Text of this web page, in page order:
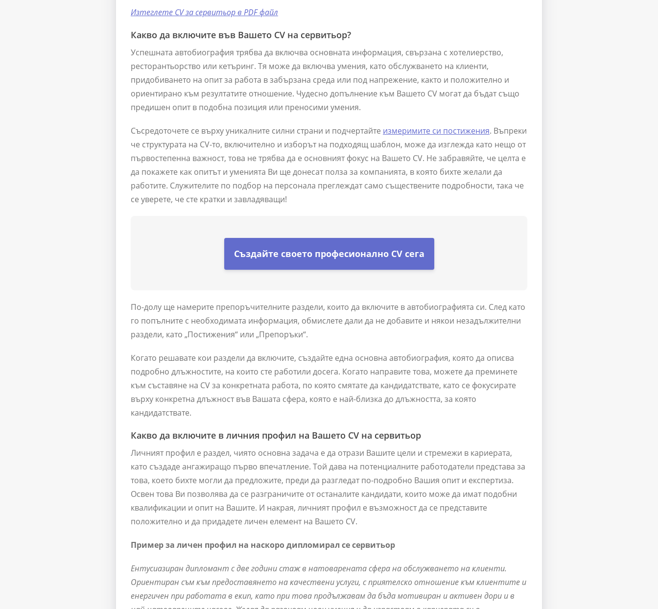
Изтеглете CV за сервитьор в PDF файл
Какво да включите във Вашето CV на сервитьор?
Успешната автобиография трябва да включва основната информация, свързана с хотелиерство,
ресторантьорство или кетъринг. Тя може да включва умения, като обслужването на клиенти,
придобиването на опит за работа в забързана среда или под напрежение, както и положително и
ориентирано към резултатите отношение. Чудесно допълнение към Вашето CV могат да бъдат също
предишен опит в подобна позиция или преносими умения.
Съсредоточете се върху уникалните силни страни и подчертайте измеримите си постижения. Въпреки
че структурата на CV-то, включително и изборът на подходящ шаблон, може да изглежда като нещо от
първостепенна важност, това не трябва да е основният фокус на Вашето CV. Не забравяйте, че целта е
да покажете как опитът и уменията Ви ще донесат полза за компанията, в която бихте желали да
работите. Служителите по подбор на персонала преглеждат само съществените подробности, така че
се уверете, че сте кратки и завладяващи!
Създайте своето професионално CV сега
По-долу ще намерите препоръчителните раздели, които да включите в автобиографията си. След като
го попълните с необходимата информация, обмислете дали да не добавите и някои незадължителни
раздели, като „Постижения“ или „Препоръки“.
Когато решавате кои раздели да включите, създайте една основна автобиография, която да описва
подробно длъжностите, на които сте работили досега. Когато направите това, можете да преминете
към съставяне на CV за конкретната работа, по която смятате да кандидатствате, като се фокусирате
върху конкретна длъжност във Вашата сфера, която е най-близка до длъжността, за която
кандидатствате.
Какво да включите в личния профил на Вашето CV на сервитьор
Личният профил е раздел, чиято основна задача е да отрази Вашите цели и стремежи в кариерата,
като създаде ангажиращо първо впечатление. Той дава на потенциалните работодатели представа за
това, което бихте могли да предложите, преди да разгледат по-подробно Вашия опит и експертиза.
Освен това Ви позволява да се разграничите от останалите кандидати, които може да имат подобни
квалификации и опит на Вашите. И накрая, личният профил е възможност да се представите
положително и да придадете личен елемент на Вашето CV.
Пример за личен профил на наскоро дипломирал се сервитьор
Ентусиазиран дипломант с две години стаж в натоварената сфера на обслужването на клиенти.
Ориентиран съм към предоставянето на качествени услуги, с приятелско отношение към клиентите и
енергичен при работата в екип, като при това продължавам да бъда мотивиран и активен дори и в